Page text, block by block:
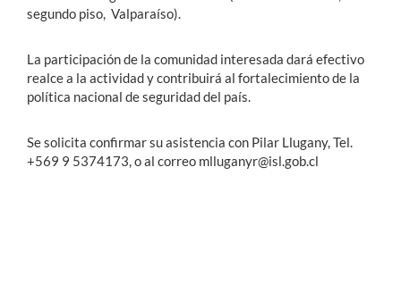
segundo piso, Valparaíso).
La participación de la comunidad interesada dará efectivo
realce a la actividad y contribuirá al fortalecimiento de la
política nacional de seguridad del país.
Se solicita confirmar su asistencia con Pilar Llugany, Tel.
+569 9 5374173, o al correo mlluganyr@isl.gob.cl